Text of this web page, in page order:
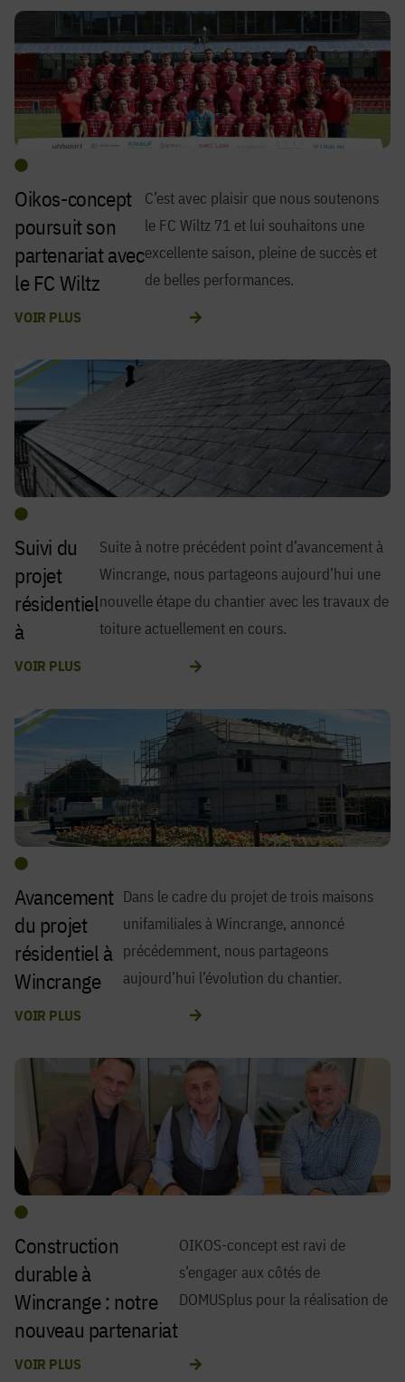
Oikos-concept
poursuit son
partenariat avec
le FC Wiltz
C’est avec plaisir que nous soutenons
le FC Wiltz 71 et lui souhaitons une
excellente saison, pleine de succès et
de belles performances.
VOIR PLUS
Suivi du
projet
résidentiel
à
Wincrang
Suite à notre précédent point d’avancement à
Wincrange, nous partageons aujourd’hui une
nouvelle étape du chantier avec les travaux de
toiture actuellement en cours.
VOIR PLUS
Avancement
du projet
résidentiel à
Wincrange
Dans le cadre du projet de trois maisons
unifamiliales à Wincrange, annoncé
précédemment, nous partageons
aujourd’hui l’évolution du chantier.
VOIR PLUS
Construction
durable à
Wincrange : notre
nouveau partenariat
avec DOMUSplus
OIKOS-concept est ravi de
s’engager aux côtés de
DOMUSplus pour la réalisation de
ce projet situé dans la commune
VOIR PLUS